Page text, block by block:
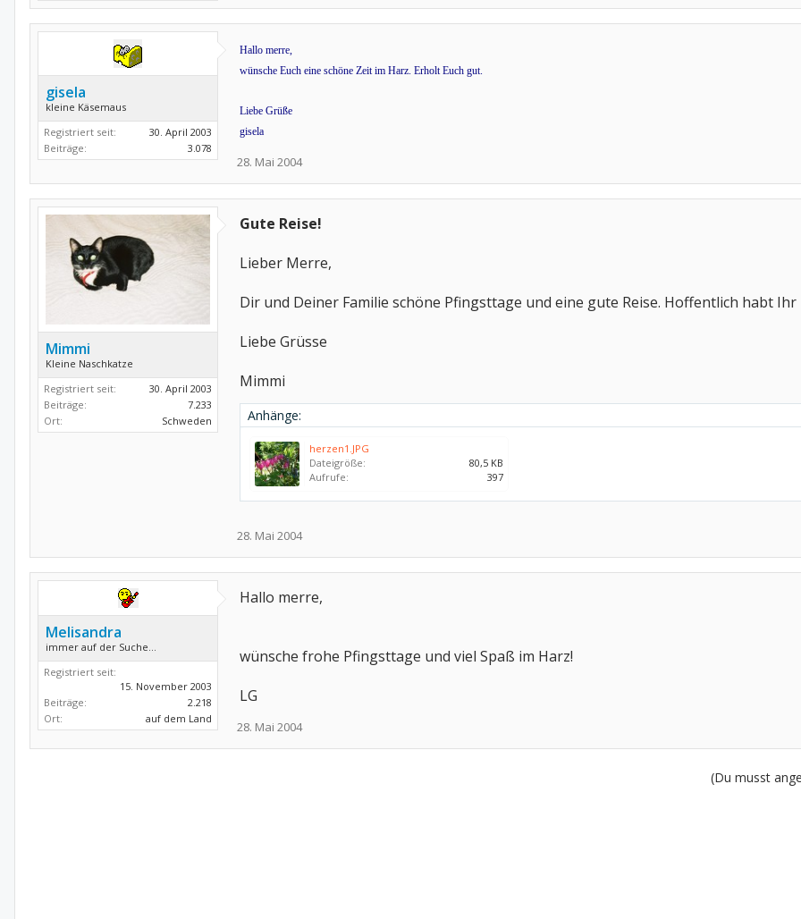
gisela
kleine Käsemaus
Registriert seit:
30. April 2003
Beiträge:
3.078
Hallo merre,
wünsche Euch eine schöne Zeit im Harz. Erholt Euch gut.
Liebe Grüße
gisela
28. Mai 2004
Mimmi
Kleine Naschkatze
Registriert seit:
30. April 2003
Beiträge:
7.233
Ort:
Schweden
Gute Reise!
Lieber Merre,
Dir und Deiner Familie schöne Pfingsttage und eine gute Reise. Hoffentlich habt Ihr
Liebe Grüsse
Mimmi
Anhänge:
herzen1.JPG
Dateigröße:
80,5 KB
Aufrufe:
397
28. Mai 2004
Melisandra
immer auf der Suche...
Registriert seit:
15. November 2003
Beiträge:
2.218
Ort:
auf dem Land
Hallo merre,
wünsche frohe Pfingsttage und viel Spaß im Harz!
LG
28. Mai 2004
(Du musst